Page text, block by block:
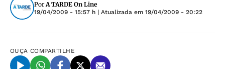
PorA TARDE On Line
19/04/2009 - 15:57 h | Atualizada em 19/04/2009 - 20:22
OUÇA COMPARTILHE